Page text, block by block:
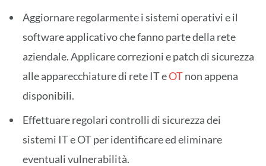
Aggiornare regolarmente i sistemi operativi e il
software applicativo che fanno parte della rete
aziendale. Applicare correzioni e patch di sicurezza
alle apparecchiature di rete IT eOTnon appena
disponibili.
Effettuare regolari controlli di sicurezza dei
sistemi IT e OT per identificare ed eliminare
eventuali vulnerabilità.